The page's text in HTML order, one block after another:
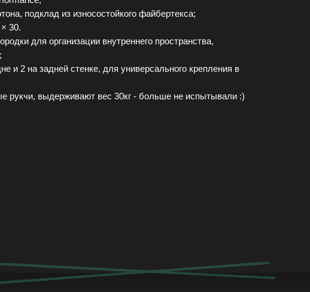
подклад из изноcoстойкого файбeртeкса;
30.
для организации внутреннего пространства,
и 2 на задней стенке, для универсального крепления в
рукчи, выдерживают вес 30кг - больше не испытывали :)
Московская область, г.о. Подольск, д. Ордынцы, Садовая ул., 1А